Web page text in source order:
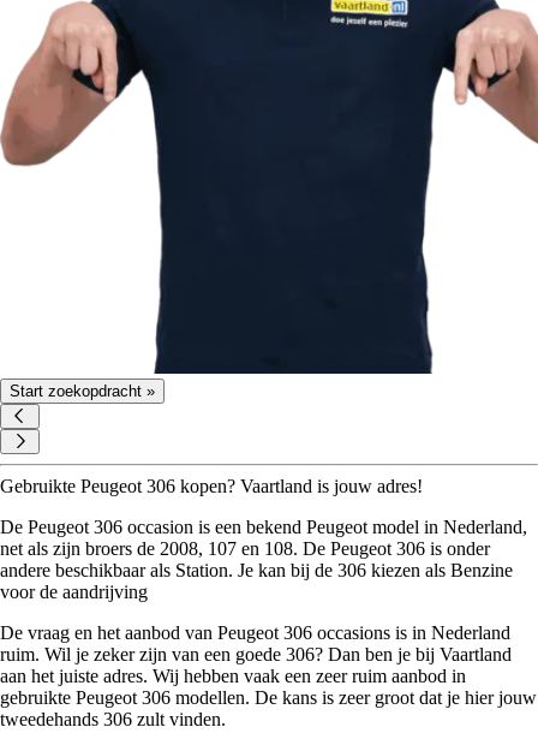
Start zoekopdracht »
Gebruikte Peugeot 306 kopen? Vaartland is jouw adres!
De Peugeot 306 occasion is een bekend Peugeot model in Nederland,
net als zijn broers de 2008, 107 en 108. De Peugeot 306 is onder
andere beschikbaar als Station. Je kan bij de 306 kiezen als Benzine
voor de aandrijving
De vraag en het aanbod van Peugeot 306 occasions is in Nederland
ruim. Wil je zeker zijn van een goede 306? Dan ben je bij Vaartland
aan het juiste adres. Wij hebben vaak een zeer ruim aanbod in
gebruikte Peugeot 306 modellen. De kans is zeer groot dat je hier jouw
tweedehands 306 zult vinden.